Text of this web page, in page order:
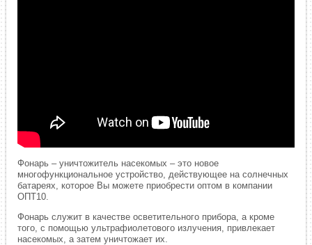
Фонарь – уничтожитель насекомых – это новое
многофункциональное устройство, действующее на солнечных
батареях, которое Вы можете приобрести оптом в компании
ОПТ10.
Фонарь служит в качестве осветительного прибора, а кроме
того, с помощью ультрафиолетового излучения, привлекает
насекомых, а затем уничтожает их.